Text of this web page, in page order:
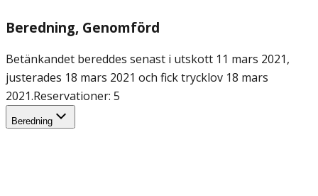
Beredning, Genomförd
Betänkandet bereddes senast i utskott 11 mars 2021,
justerades 18 mars 2021 och fick trycklov 18 mars
2021.Reservationer: 5
Beredning